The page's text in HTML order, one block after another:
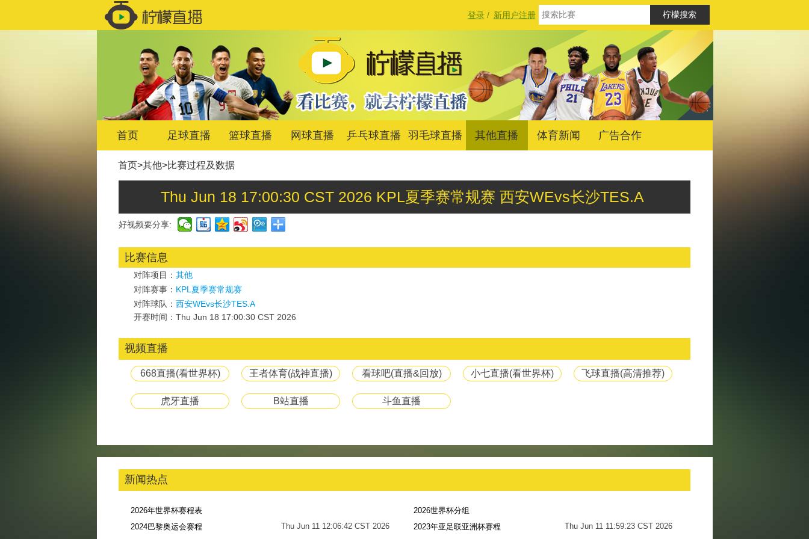
登录/ 新用户注册
首页 足球直播 篮球直播 网球直播 乒乓球直播 羽毛球直播 其他直播 体育新闻 广告合作
首页>其他>比赛过程及数据
Thu Jun 18 17:00:30 CST 2026 KPL夏季赛常规赛 西安WEvs长沙TES.A
好视频要分享:
比赛信息
对阵项目： 其他
对阵赛事： KPL夏季赛常规赛
对阵球队： 西安WEvs长沙TES.A
开赛时间：Thu Jun 18 17:00:30 CST 2026
视频直播
668直播(看世界杯) 王者体育(战神直播) 看球吧(直播&回放) 小七直播(看世界杯) 飞球直播(高清推荐)
虎牙直播 B站直播 斗鱼直播
新闻热点
2026年世界杯赛程表
Thu Jun 11 12:06:42 CST 2026
2026世界杯分组
Thu Jun 11 11:59:23 CST 2026
2024巴黎奥运会赛程
2023年亚足联亚洲杯赛程